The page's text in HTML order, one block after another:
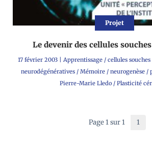
Projet
Le devenir des cellules
17 février 2003| Apprentissage/ cellules
neurodégénératives / Mémoire / neurogenèse /
Pierre-Marie Lledo / Plasticité
Page 1 sur 1 1